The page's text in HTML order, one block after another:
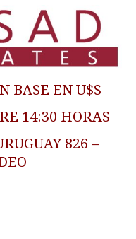
BASE EN U$S
14:30 HORAS
826 –